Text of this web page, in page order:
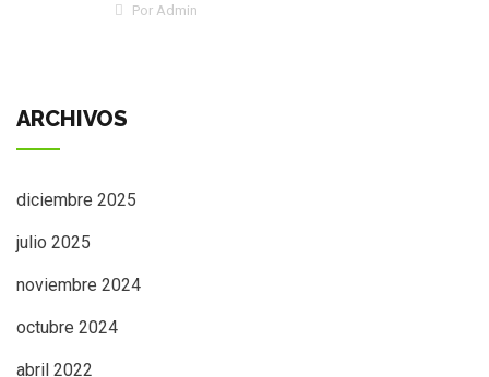
Por Admin
ARCHIVOS
diciembre 2025
julio 2025
noviembre 2024
octubre 2024
abril 2022